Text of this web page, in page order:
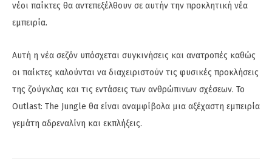
νέοι παίκτες θα αντεπεξέλθουν σε αυτήν την προκλητική νέα
εμπειρία.
Αυτή η νέα σεζόν υπόσχεται συγκινήσεις και ανατροπές καθώς
οι παίκτες καλούνται να διαχειριστούν τις φυσικές προκλήσεις
της ζούγκλας και τις εντάσεις των ανθρώπινων σχέσεων. Το
Outlast: The Jungle θα είναι αναμφίβολα μια αξέχαστη εμπειρία
γεμάτη αδρεναλίνη και εκπλήξεις.